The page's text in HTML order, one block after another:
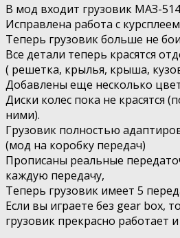
В мод входит грузовик МАЗ-
Исправлена работа с
Теперь грузовик больше не
Все детали теперь красятся
( решетка, крылья, крыша,
Добавлены еще несколько
Диски колес пока не красятся
ними).
Грузовик полностью
(мод на коробку передач)
Прописаны реальные
каждую передачу,
Теперь грузовик имеет 5
Если вы играете без gear box,
грузовик прекрасно работает и